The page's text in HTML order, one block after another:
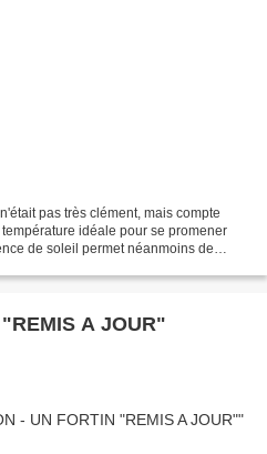
pas très clément, mais compte
idéale pour se promener
de soleil permet néanmoins de
A JOUR"